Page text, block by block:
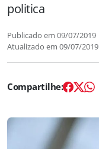
politica
Publicado em 09/07/2019
Atualizado em 09/07/2019